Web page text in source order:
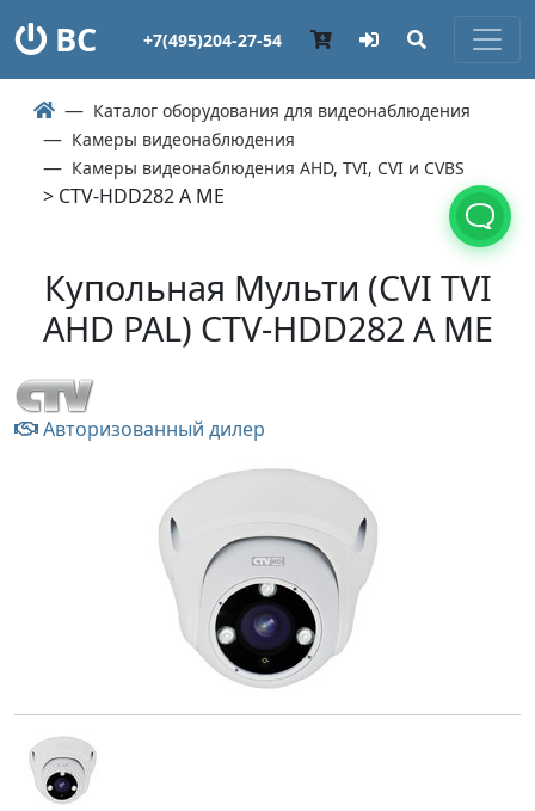
ВС +7(495)204-27-54
Каталог оборудования для видеонаблюдения
Камеры видеонаблюдения
Камеры видеонаблюдения AHD, TVI, CVI и CVBS
> CTV-HDD282 A ME
Купольная Мульти (СVI TVI
AHD PAL) CTV-HDD282 A ME
Авторизованный дилер